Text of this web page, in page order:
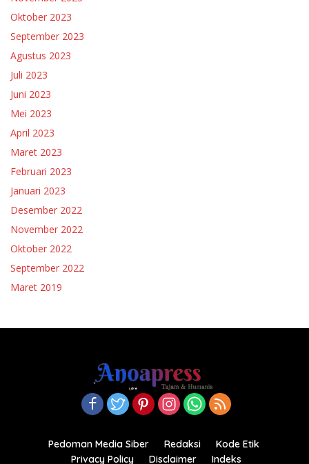
Oktober 2023
September 2023
Agustus 2023
Juli 2023
Juni 2023
Mei 2023
April 2023
Maret 2023
Februari 2023
Januari 2023
Desember 2022
November 2022
Oktober 2022
September 2022
Maret 2019
Pedoman Media Siber Redaksi
Kode Etik
Privacy Policy
Disclaimer Indeks